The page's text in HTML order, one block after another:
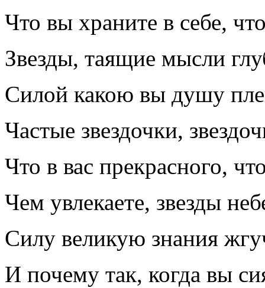
Что вы храните в себе,
Звезды, таящие мысли
Силой какою вы душу
Частые звездочки,
Что в вас прекрасного,
Чем увлекаете, звезды
Силу великую знания
И почему так, когда вы